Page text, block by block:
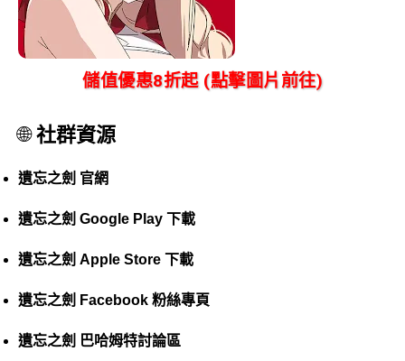
儲值優惠8折起 (點擊圖片前往)
🌐社群資源
遺忘之劍 官網
遺忘之劍 Google Play 下載
遺忘之劍 Apple Store 下載
遺忘之劍 Facebook 粉絲專頁
遺忘之劍 巴哈姆特討論區